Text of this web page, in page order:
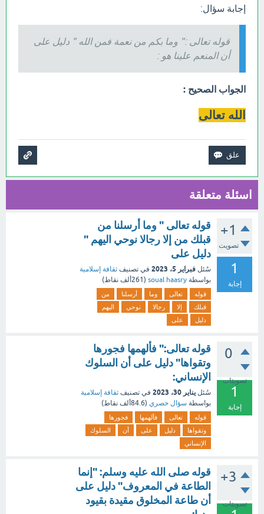
إجابة سؤال:
قوله تعالى :" وما بكم من نعمة فمن الله " دليل على
أن المنعم علينا هو :
الجواب الصحيح :
الله تعالى
اسئلة متعلقة
+1
تصويت
1
إجابة
قوله تعالى " وما أرسلنا من
قبلك من إلا رجالا نوحي اليهم "
دليل على
سُئل فبراير 5، 2023 في تصنيف ثقافة إسلامية
بواسطة soual haasry
( 261ألف نقاط)
قوله تعالى وما أرسلنا
من
قبلك
إلا رجالا نوحي
اليهم
دليل
على
0
تصويتات
1
إجابة
قوله تعالى:" فألهمها فجورها
وتقواها" دليل على أن السلوك
الإنساني:
سُئل يناير 30، 2023 في تصنيف ثقافة إسلامية
بواسطة سؤال حصري (84.6ألف نقاط)
قوله تعالى فألهمها
فجورها
وتقواها
دليل على أن
السلوك
الإنساني
+3
تصويتات
قوله صلى الله عليه وسلم: "إنما
الطاعة في المعروف" دليل على
أن طاعة المخلوق مقيدة بقيود